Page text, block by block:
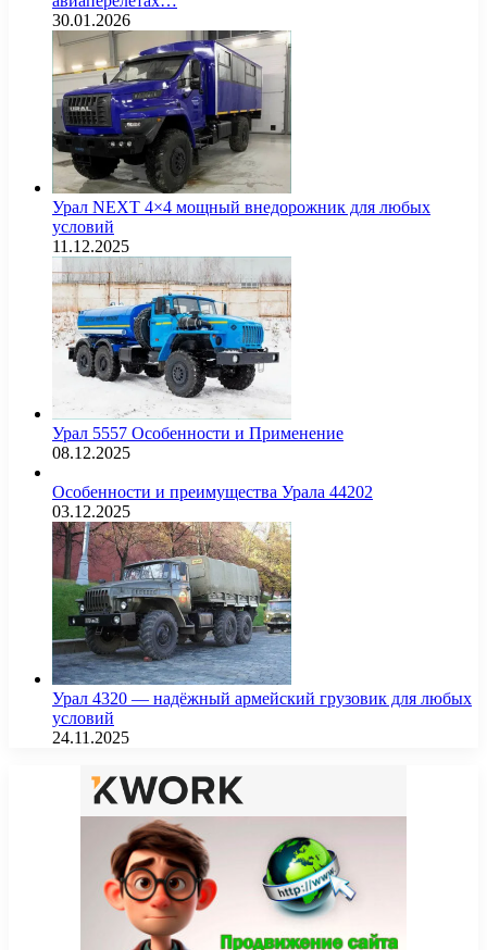
30.01.2026
Урал NEXT 4×4 мощный внедорожник для любых
условий
11.12.2025
Урал 5557 Особенности и Применение
08.12.2025
Особенности и преимущества Урала 44202
03.12.2025
Урал 4320 — надёжный армейский грузовик для любых
условий
24.11.2025